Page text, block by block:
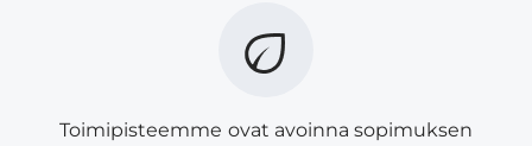
Toimipisteemme ovat avoinna sopimuksen